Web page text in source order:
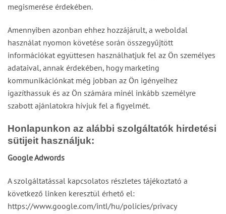
megismerése érdekében.
Amennyiben azonban ehhez hozzájárult, a weboldal
használat nyomon követése során összegyűjtött
információkat együttesen használhatjuk fel az Ön személyes
adataival, annak érdekében, hogy marketing
kommunikációnkat még jobban az Ön igényeihez
igazíthassuk és az Ön számára minél inkább személyre
szabott ajánlatokra hívjuk fel a figyelmét.
Honlapunkon az alábbi szolgáltatók hirdetési
sütijeit használjuk:
Google Adwords
A szolgáltatással kapcsolatos részletes tájékoztató a
következő linken keresztül érhető el:
https://www.google.com/intl/hu/policies/privacy